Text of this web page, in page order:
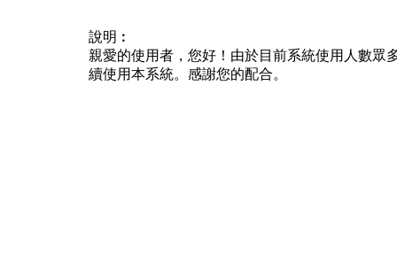
說明︰
親愛的使用者，您好！由於目前系統使用人數眾
續使用本系統。感謝您的配合。